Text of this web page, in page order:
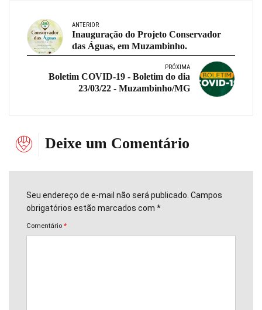
ANTERIOR
Inauguração do Projeto Conservador
das Águas, em Muzambinho.
PRÓXIMA
Boletim COVID-19 - Boletim do dia
23/03/22 - Muzambinho/MG
Deixe um Comentário
Seu endereço de e-mail não será publicado. Campos
obrigatórios estão marcados com *
Comentário *